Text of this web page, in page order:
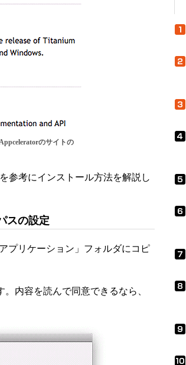
のサイトの
参考にインストール方法を解説し
スの設定
プリケーション」フォルダにコピ
内容を読んで同意できるなら、